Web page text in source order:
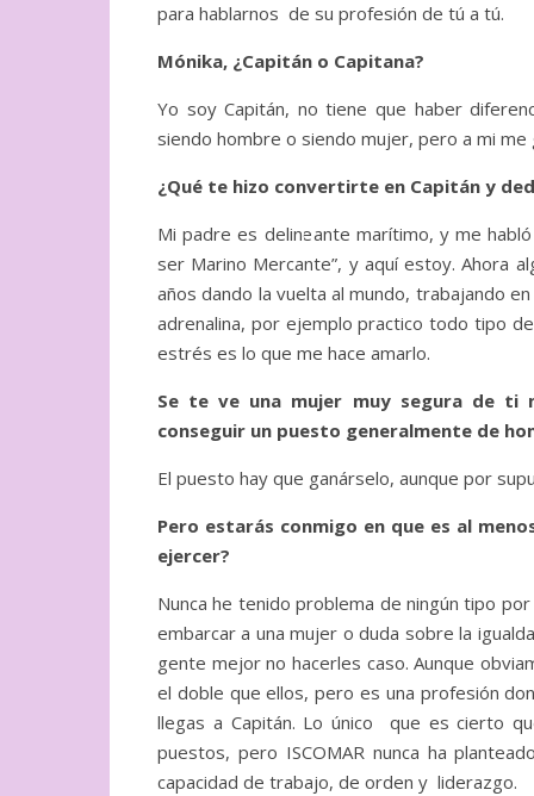
para hablarnos de su profesión de tú a tú.
Mónika, ¿Capitán o Capitana?
Yo soy Capitán, no tiene que haber
siendo hombre o siendo mujer, pero a mi
¿Qué te hizo convertirte en Capitán y
Mi padre es delineante marítimo, y me
ser Marino Mercante”, y aquí estoy. Ahora
años dando la vuelta al mundo, trabajando
adrenalina, por ejemplo practico todo tipo
estrés es lo que me hace amarlo.
Se te ve una mujer muy segura de ti
conseguir un puesto generalmente de
El puesto hay que ganárselo, aunque por
Pero estarás conmigo en que es al
ejercer?
Nunca he tenido problema de ningún tipo
embarcar a una mujer o duda sobre la
gente mejor no hacerles caso. Aunque
el doble que ellos, pero es una profesión
llegas a Capitán. Lo único que es cierto
puestos, pero ISCOMAR nunca ha
capacidad de trabajo, de orden y liderazgo.